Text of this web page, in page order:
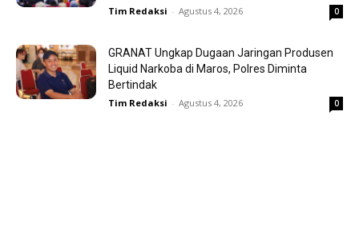
Tim Redaksi - Agustus 4, 2026 0
GRANAT Ungkap Dugaan Jaringan Produsen
Liquid Narkoba di Maros, Polres Diminta
Bertindak
Tim Redaksi - Agustus 4, 2026 0